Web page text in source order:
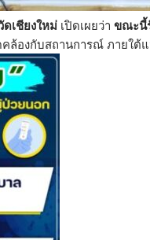
เชียงใหม่ เปิดเผยว่า ขณะนี้
ล้องกับสถานการณ์ ภายใต้แ